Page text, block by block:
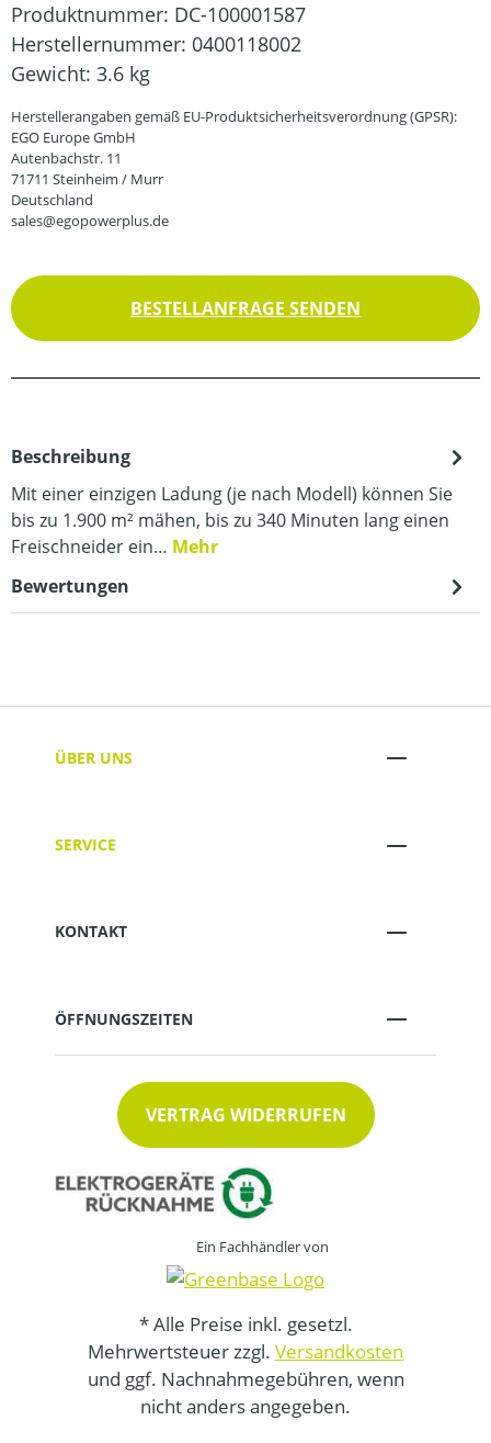
Produktnummer: DC-100001587
Herstellernummer: 0400118002
Gewicht: 3.6 kg
Herstellerangaben gemäß EU-Produktsicherheitsverordnung (GPSR):
EGO Europe GmbH
Autenbachstr. 11
71711 Steinheim / Murr
Deutschland
sales@egopowerplus.de
BESTELLANFRAGE SENDEN
Beschreibung
Mit einer einzigen Ladung (je nach Modell) können Sie
bis zu 1.900 m² mähen, bis zu 340 Minuten lang einen
Freischneider ein… Mehr
Bewertungen
ÜBER UNS
SERVICE
KONTAKT
ÖFFNUNGSZEITEN
VERTRAG WIDERRUFEN
Ein Fachhändler von
* Alle Preise inkl. gesetzl.
Mehrwertsteuer zzgl. Versandkosten
und ggf. Nachnahmegebühren, wenn
nicht anders angegeben.